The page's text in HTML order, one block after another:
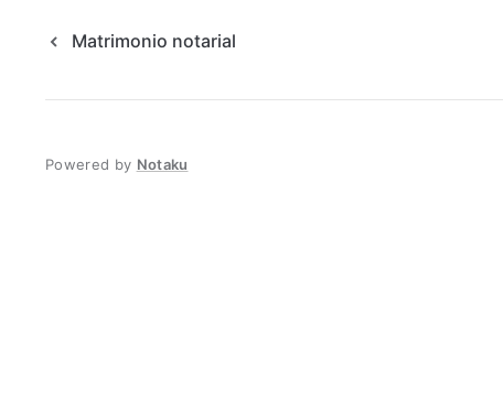
Matrimonio notarial
Powered by Notaku